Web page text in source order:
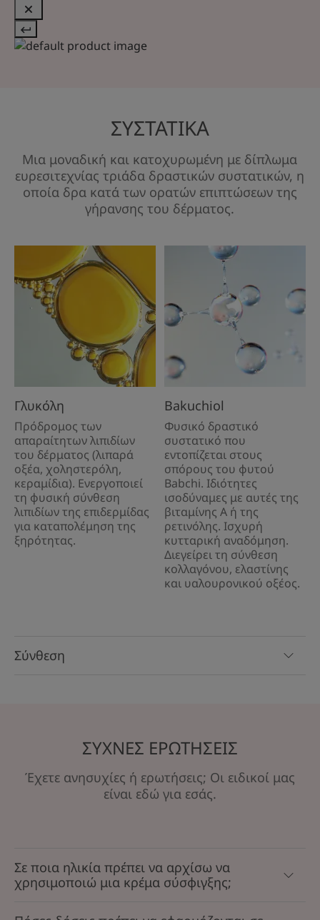
ΣΥΣΤΑΤΙΚΑ
Μια μοναδική και κατοχυρωμένη με δίπλωμα
ευρεσιτεχνίας τριάδα δραστικών συστατικών, η
οποία δρα κατά των ορατών επιπτώσεων της
γήρανσης του δέρματος.
Σύνθεση
Γλυκόλη
Πρόδρομος των
απαραίτητων λιπιδίων
του δέρματος (λιπαρά
οξέα, χοληστερόλη,
κεραμίδια). Ενεργοποιεί
τη φυσική σύνθεση
λιπιδίων της επιδερμίδας
για καταπολέμηση της
ξηρότητας.
Bakuchiol
Φυσικό δραστικό
συστατικό που
εντοπίζεται στους
σπόρους του φυτού
Babchi. Ιδιότητες
ισοδύναμες με αυτές της
βιταμίνης Α ή της
ρετινόλης. Ισχυρή
κυτταρική αναδόμηση.
Διεγείρει τη σύνθεση
κολλαγόνου, ελαστίνης
και υαλουρονικού οξέος.
ΣΥΧΝΕΣ ΕΡΩΤΗΣΕΙΣ
Έχετε ανησυχίες ή ερωτήσεις; Οι ειδικοί μας
είναι εδώ για εσάς.
Σε ποια ηλικία πρέπει να αρχίσω να
χρησιμοποιώ μια κρέμα σύσφιγξης;